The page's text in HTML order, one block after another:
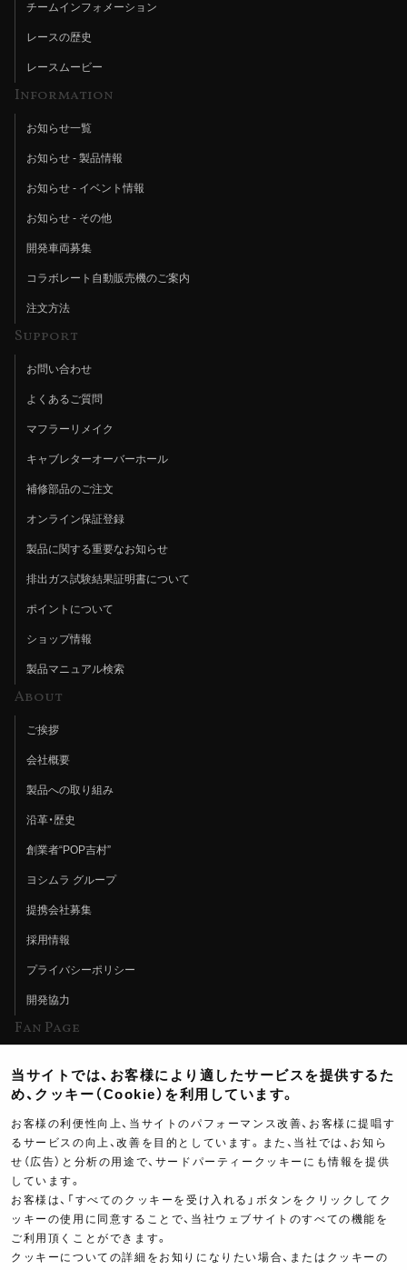
チームインフォメーション
レースの歴史
レースムービー
Information
お知らせ一覧
お知らせ - 製品情報
お知らせ - イベント情報
お知らせ - その他
開発車両募集
コラボレート自動販売機のご案内
注文方法
Support
お問い合わせ
よくあるご質問
マフラーリメイク
キャブレターオーバーホール
補修部品のご注文
オンライン保証登録
製品に関する重要なお知らせ
排出ガス試験結果証明書について
ポイントについて
ショップ情報
製品マニュアル検索
About
ご挨拶
会社概要
製品への取り組み
沿革・歴史
創業者“POP吉村”
ヨシムラ グループ
提携会社募集
採用情報
プライバシーポリシー
開発協力
Fan Page
ヨシムラTV
イベント情報
イベントスケジュール
ツーリングブレイクタイム
製品ポスター
当サイトでは、お客様により適したサービスを提供するた
め、クッキー（Cookie）を利用しています。
お客様の利便性向上、当サイトのパフォーマンス改善、お客様に提唱す
るサービスの向上、改善を目的としています。また、当社では、お知ら
せ（広告）と分析の用途で、サードパーティークッキーにも情報を提供
しています。
お客様は、「すべてのクッキーを受け入れる」ボタンをクリックしてク
ッキーの使用に同意することで、当社ウェブサイトのすべての機能を
ご利用頂くことができます。
クッキーについての詳細をお知りになりたい場合、またはクッキーの